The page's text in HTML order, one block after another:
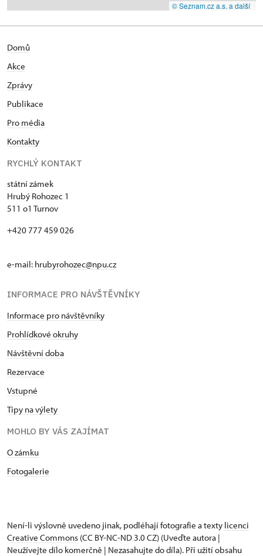
© Seznam.cz a.s. a další
Domů
Akce
Zprávy
Publikace
Pro média
Kontakty
RYCHLÝ KONTAKT
státní zámek
Hrubý Rohozec 1
511 o1 Turnov
+420 777 459 026
e-mail: hrubyrohozec@npu.cz
INFORMACE PRO NÁVŠTĚVNÍKY
Informace pro návštěvníky
Prohlídkové okruhy
Návštěvní doba
Rezervace
Vstupné
Tipy na výlety
MOHLO BY VÁS ZAJÍMAT
O zámku
Fotogalerie
Není-li výslovně uvedeno jinak, podléhají fotografie a texty licenci
Creative Commons (CC BY-NC-ND 3.0 CZ) (Uveďte autora |
Neužívejte dílo komerčně | Nezasahujte do díla). Při užití obsahu